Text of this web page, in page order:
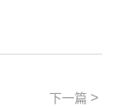
下一篇 >